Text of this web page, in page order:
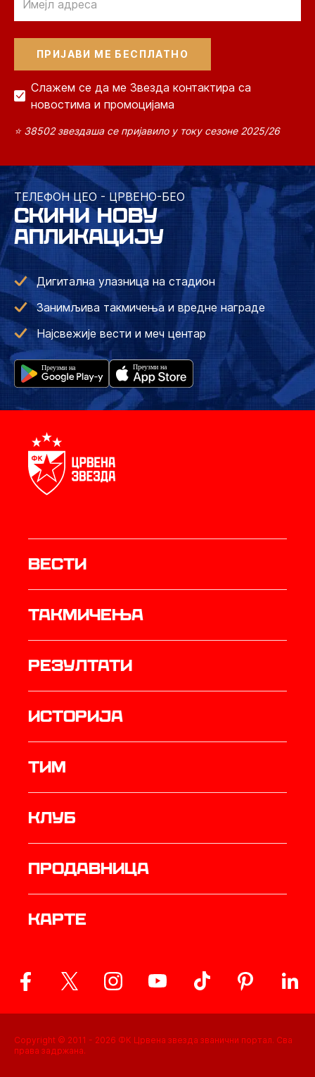
Слажем се да ме Звезда контактира са
новостима и промоцијама
⭐ 38502 звездаша се пријавило у току сезоне 2025/26
ТЕЛЕФОН ЦЕО - ЦРВЕНО-БЕО
СКИНИ НОВУ
АПЛИКАЦИЈУ
Дигитална улазница на стадион
Занимљива такмичења и вредне награде
Најсвежије вести и меч центар
Вести
Такмичења
резултати
историја
ТИМ
Клуб
продавница
Карте
Copyright © 2011 - 2026 ФК Црвена звезда званични портал. Сва
права задржана.